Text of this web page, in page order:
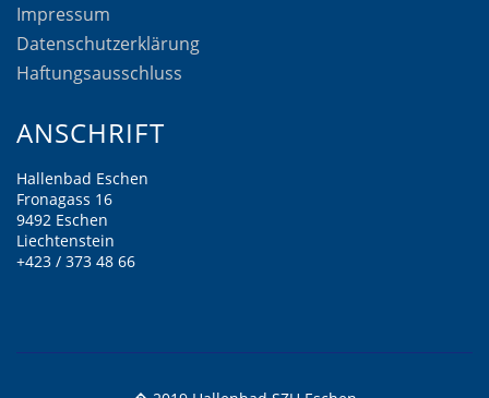
Impressum
Datenschutzerklärung
Haftungsausschluss
ANSCHRIFT
Hallenbad Eschen
Fronagass 16
9492 Eschen
Liechtenstein
+423 / 373 48 66